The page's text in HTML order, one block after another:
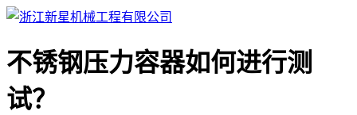
不锈钢压力容器如何进行测
试？